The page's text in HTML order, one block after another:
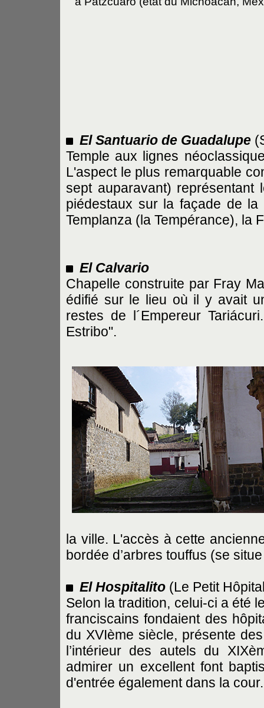
El Santuario de Guadalupe
Temple aux lignes
L'aspect le plus remarquable
sept auparavant)
piédestaux sur la façade de
Templanza (la Tempérance), la
El Calvario
Chapelle construite par Fray
édifié sur le lieu où il y avait
restes de l´Empereur
Estribo".
la ville. L'accès à cette
bordée d’arbres touffus (se
El Hospitalito (Le Petit
Selon la tradition, celui-ci a été
franciscains fondaient des
du XVIème siècle, présente
l’intérieur des autels du
admirer un excellent font
d'entrée également dans la cour.